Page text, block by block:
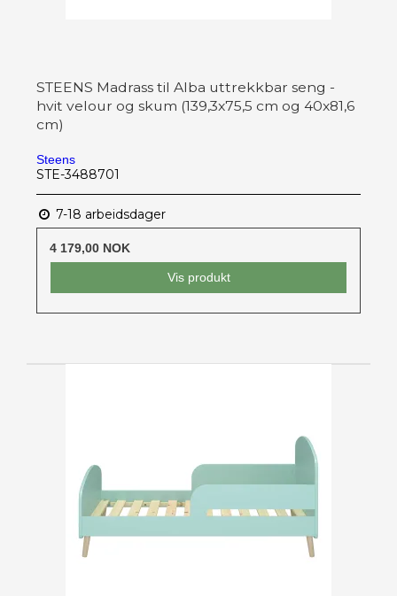
STEENS Madrass til Alba uttrekkbar seng -
hvit velour og skum (139,3x75,5 cm og 40x81,6
cm)
Steens
STE-3488701
7-18 arbeidsdager
4 179,00 NOK
Vis produkt